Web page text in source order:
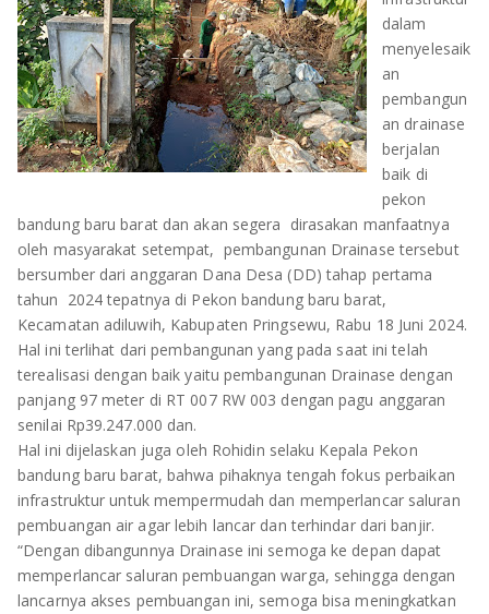
LAMPUNG TENGAH
LAMPUNG UTARA
LAMPUNG TIMUR
LAMPUNG BARAT
LAMPUNG SELATAN
PESAWARAN
TANGGAMUS
PESISIR BARAT
TULANG BAWANG
TULANG BAWANG BARAT
MESUJI
WAY KANAN
ADVETORIAL
dalam
menyelesaik
an
pembangun
an drainase
berjalan
baik di
pekon
bandung baru barat dan akan segera dirasakan manfaatnya
oleh masyarakat setempat, pembangunan Drainase tersebut
bersumber dari anggaran Dana Desa (DD) tahap pertama
tahun 2024 tepatnya di Pekon bandung baru barat,
Kecamatan adiluwih, Kabupaten Pringsewu, Rabu 18 Juni 2024.
Hal ini terlihat dari pembangunan yang pada saat ini telah
terealisasi dengan baik yaitu pembangunan Drainase dengan
panjang 97 meter di RT 007 RW 003 dengan pagu anggaran
senilai Rp39.247.000 dan.
Hal ini dijelaskan juga oleh Rohidin selaku Kepala Pekon
bandung baru barat, bahwa pihaknya tengah fokus perbaikan
infrastruktur untuk mempermudah dan memperlancar saluran
pembuangan air agar lebih lancar dan terhindar dari banjir.
“Dengan dibangunnya Drainase ini semoga ke depan dapat
memperlancar saluran pembuangan warga, sehingga dengan
lancarnya akses pembuangan ini, semoga bisa meningkatkan